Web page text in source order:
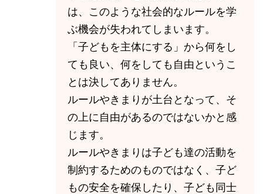
は、このような社会的なルールを学
ぶ機会が失われてしまいます。
「子どもを主体にする」から何をし
ても良い、何をしても自由というこ
とは決してありません。
ルールやきまりが土台となって、そ
の上に自由があるのではないかと感
じます。
ルールやきまりは子ども達の活動を
制約するためのものではなく、子ど
もの安全を確保したり、子ども同士